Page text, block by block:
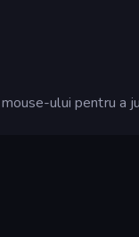
ului pentru a